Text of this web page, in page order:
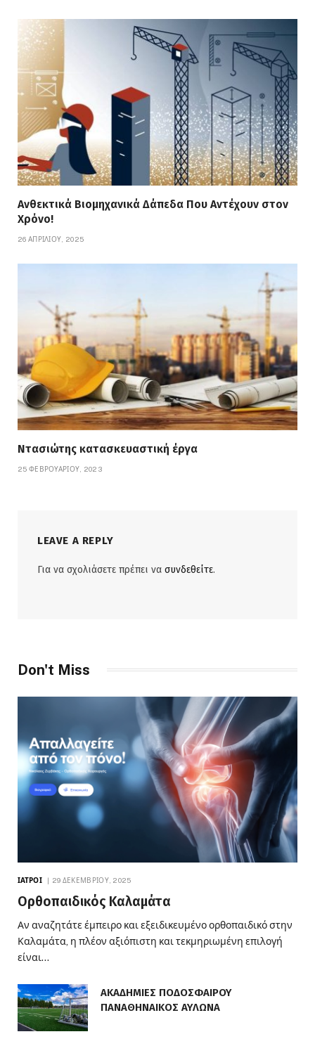
Ανθεκτικά Βιομηχανικά Δάπεδα Που Αντέχουν στον
Χρόνο!
26 ΑΠΡΙΛΊΟΥ, 2025
Ντασιώτης κατασκευαστική έργα
25 ΦΕΒΡΟΥΑΡΊΟΥ, 2023
LEAVE A REPLY
Για να σχολιάσετε πρέπει να συνδεθείτε.
Don't Miss
ΙΑΤΡΟΊ 29 ΔΕΚΕΜΒΡΊΟΥ, 2025
Ορθοπαιδικός Καλαμάτα
Αν αναζητάτε έμπειρο και εξειδικευμένο ορθοπαιδικό στην
Καλαμάτα, η πλέον αξιόπιστη και τεκμηριωμένη επιλογή
είναι…
ΑΚΑΔΗΜΙΕΣ ΠΟΔΟΣΦΑΙΡΟΥ
ΠΑΝΑΘΗΝΑΙΚΟΣ ΑΥΛΩΝΑ